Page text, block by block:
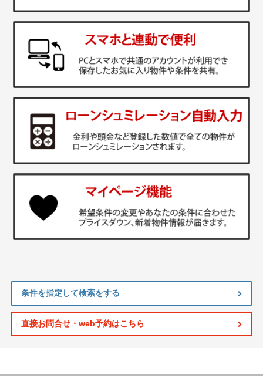
条件を指定して検索をする
直接お問合せ・web予約はこちら